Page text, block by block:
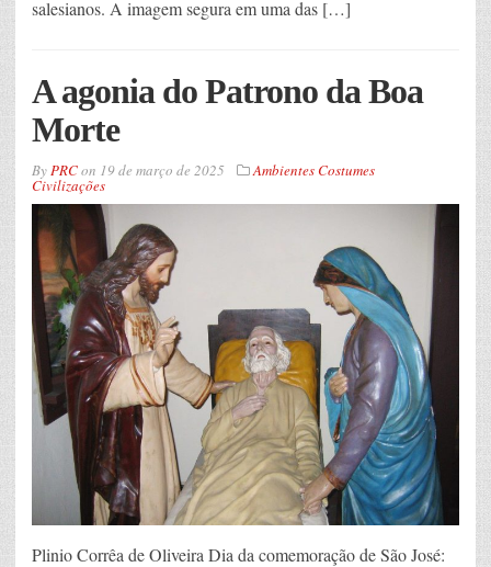
salesianos. A imagem segura em uma das […]
A agonia do Patrono da Boa
Morte
ByPRCon 19 de março de 2025 Ambientes Costumes
Civilizações
Plinio Corrêa de Oliveira Dia da comemoração de São José: